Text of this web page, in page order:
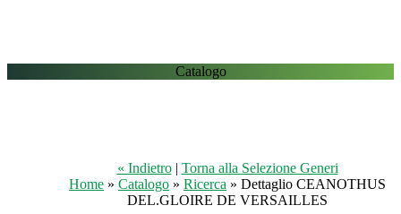
Catalogo
« Indietro| Torna alla Selezione Generi
Home » Catalogo » Ricerca » Dettaglio CEANOTHUS
DEL.GLOIRE DE VERSAILLES